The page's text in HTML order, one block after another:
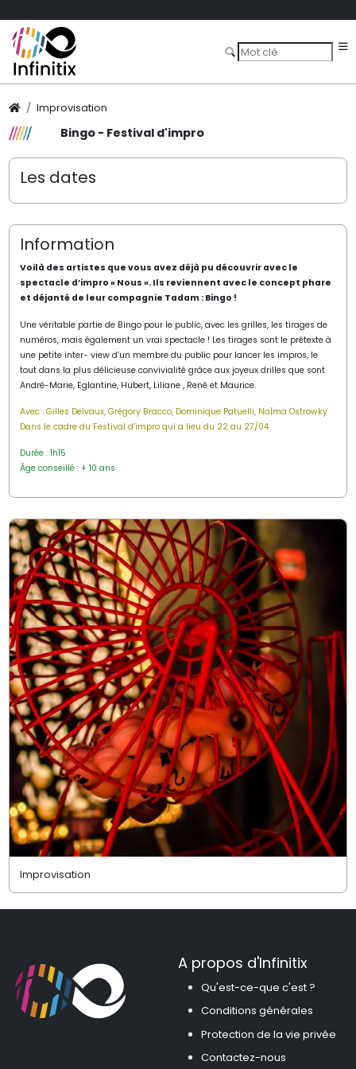
Improvisation
Bingo - Festival d'impro
Les dates
Information
Voilà des artistes que vous avez déjà pu découvrir avec le
spectacle d’impro « Nous ». Ils reviennent avec le concept phare
et déjanté de leur compagnie Tadam : Bingo !
Une véritable partie de Bingo pour le public, avec les grilles, les tirages de
numéros, mais également un vrai spectacle ! Les tirages sont le prétexte à
une petite inter- view d’un membre du public pour lancer les impros, le
tout dans la plus délicieuse convivialité grâce aux joyeux drilles que sont
André-Marie, Eglantine, Hubert, Liliane , René et Maurice.
Avec : Gilles Delvaux, Grégory Bracco, Dominique Patuelli, NaÏma Ostrowky
Dans le cadre du Festival d’impro qui a lieu du 22 au 27/04
Durée : 1h15
Âge conseillé : + 10 ans
Improvisation
A propos d'Infinitix
Qu'est-ce-que c'est ?
Conditions générales
Protection de la vie privée
Contactez-nous